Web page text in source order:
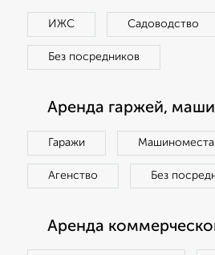
ИЖС Садоводство
Без посредников
Аренда гаржей,
Гаражи Машиноместа
Агенство Без
Аренда